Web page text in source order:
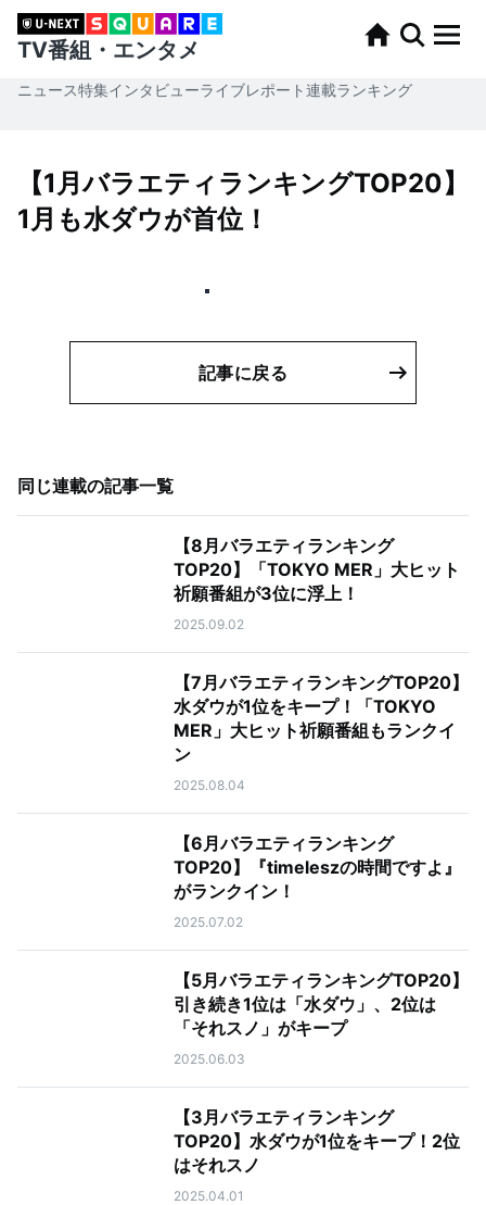
TV番組・エンタメ
ニュース特集インタビューライブレポート連載ランキング
【1月バラエティランキングTOP20】
1月も水ダウが首位！
記事に戻る
同じ連載の記事一覧
【8月バラエティランキング
TOP20】「TOKYO MER」大ヒット
祈願番組が3位に浮上！
2025.09.02
【7月バラエティランキングTOP20】
水ダウが1位をキープ！「TOKYO
MER」大ヒット祈願番組もランクイ
ン
2025.08.04
【6月バラエティランキング
TOP20】『timeleszの時間ですよ』
がランクイン！
2025.07.02
【5月バラエティランキングTOP20】
引き続き1位は「水ダウ」、2位は
「それスノ」がキープ
2025.06.03
【3月バラエティランキング
TOP20】水ダウが1位をキープ！2位
はそれスノ
2025.04.01